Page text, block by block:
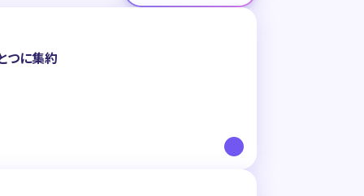
つに集約